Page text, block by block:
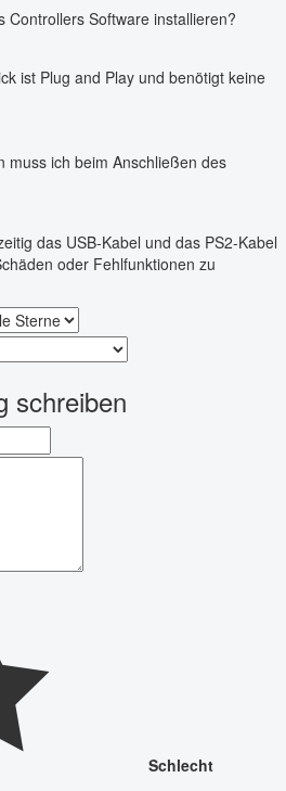
Controllers Software installieren?
ist Plug and Play und benötigt keine
muss ich beim Anschließen des
das USB-Kabel und das PS2-Kabel
oder Fehlfunktionen zu
schreiben
Schlecht